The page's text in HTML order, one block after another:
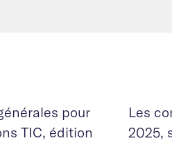
pour
TIC, édition
Les
2025,